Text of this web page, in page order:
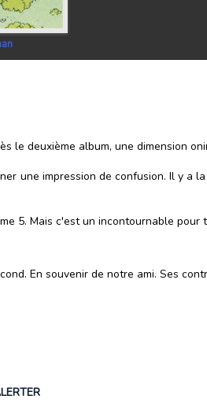
le deuxième album, une dimension
une impression de confusion. Il y a
5. Mais c'est un incontournable pour
En souvenir de notre ami. Ses